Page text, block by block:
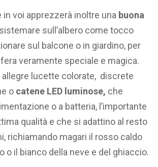
in voi apprezzerà inoltre una buona
sull’albero come tocco
sul balcone o in giardino, per
veramente speciale e magica.
allegre lucette colorate, discrete
o catene LED luminose, che
o a batteria, l’importante
qualità e che si adattino al resto
richiamando magari il rosso caldo
o il bianco della neve e del ghiaccio.